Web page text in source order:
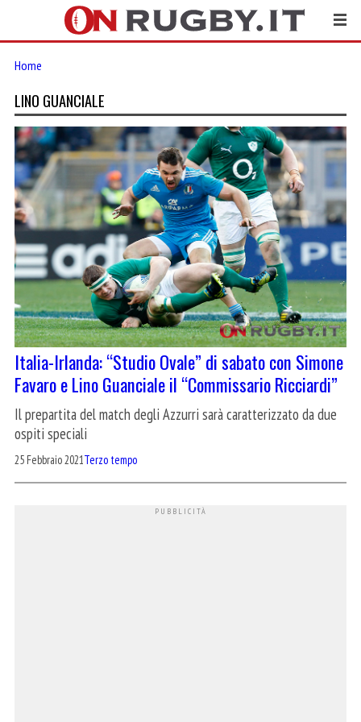
Home
LINO GUANCIALE
Italia-Irlanda: “Studio Ovale” di sabato con Simone
Favaro e Lino Guanciale il “Commissario Ricciardi”
Il prepartita del match degli Azzurri sarà caratterizzato da due
ospiti speciali
25 Febbraio 2021Terzo tempo